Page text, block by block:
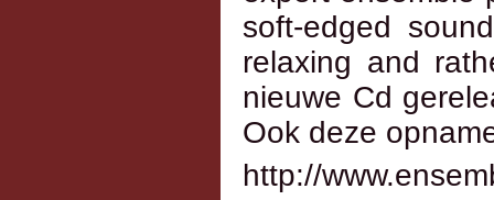
soft-edged
relaxing and
nieuwe Cd
Ook deze
http://